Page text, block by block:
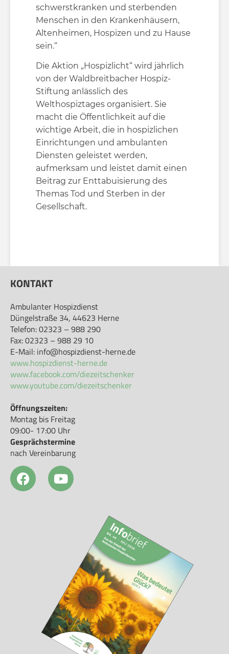
schwerstkranken und sterbenden
Menschen in den Krankenhäusern,
Altenheimen, Hospizen und zu Hause
sein.“
Die Aktion „Hospizlicht“ wird jährlich
von der Waldbreitbacher Hospiz-
Stiftung anlässlich des
Welthospiztages organisiert. Sie
macht die Öffentlichkeit auf die
wichtige Arbeit, die in hospizlichen
Einrichtungen und ambulanten
Diensten geleistet werden,
aufmerksam und leistet damit einen
Beitrag zur Enttabuisierung des
Themas Tod und Sterben in der
Gesellschaft.
KONTAKT
Ambulanter Hospizdienst
Düngelstraße 34, 44623 Herne
Telefon: 02323 – 988 290
Fax: 02323 – 988 29 10
E-Mail: info@hospizdienst-herne.de
www.hospizdienst-herne.de
www.facebook.com/diezeitschenker
www.youtube.com/diezeitschenker
Öffnungszeiten:
Montag bis Freitag
09:00- 17:00 Uhr
Gesprächstermine
nach Vereinbarung